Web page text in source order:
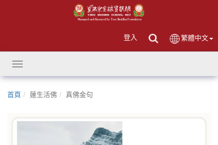
登入 繁體中文
Toggle
navigation
首頁 蓮生活佛 真佛金句